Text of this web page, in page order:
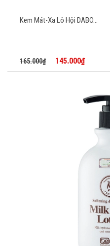
Kem Mát-Xa Lô Hội DABO...
165.000₫ 145.000₫